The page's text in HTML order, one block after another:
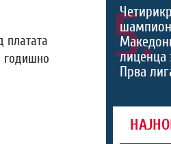
платата
годишно
5.
лиценца
Прва